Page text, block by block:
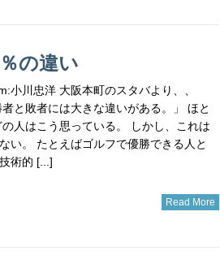
の違い
小川忠洋 大阪本町のスタバより、、
者と敗者には大きな違いがある。」 ほと
の人はこう思っている。 しかし、これは
い。 たとえばゴルフで優勝できる人と
術的 [...]
Read More